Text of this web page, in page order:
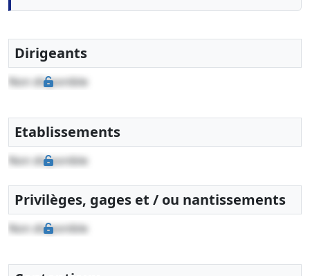
Dirigeants
Non disponible
Etablissements
Non disponible
Privilèges, gages et / ou nantissements
Non disponible